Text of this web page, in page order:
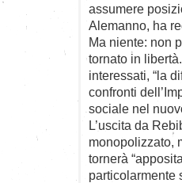
assumere
Alemanno, ha
Ma niente: non
tornato in
interessati, “la
confronti
sociale nel
L’uscita da
monopolizzato,
tornerà
particolarmente